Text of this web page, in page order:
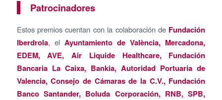
Patrocinadores
Estos premios cuentan con la colaboración de Fundación
Iberdrola, el Ayuntamiento de València, Mercadona,
EDEM, AVE, Air Liquide Healthcare, Fundación
Bancaria La Caixa, Bankia, Autoridad Portuaria de
Valencia, Consejo de Cámaras de la C.V., Fundación
Banco Santander, Boluda Corporación, RNB, SPB,